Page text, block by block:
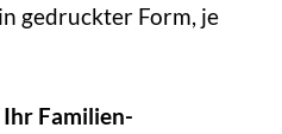
gedruckter Form, je
Familien-